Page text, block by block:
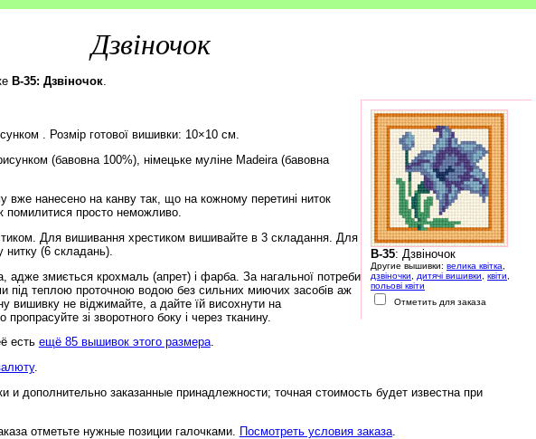
Дзвіночок
B-35: Дзвіночок.
B-35: Дзвіночок
Другие вышивки: велика квітка
дзвіночки
дитячі вишивки квіти
польові квіти
Отметить для заказа
. Розмір готової вишивки: 10×10 см.
(бавовна 100%), німецьке муліне Madeira (бавовна
нанесено на канву так, що на кожному перетині ниток
помилитися просто неможливо.
Для вишивання хрестиком вишивайте в 3 складання. Для
(6 складань).
змиється крохмаль (апрет) і фарба. За нагальної потреби
під теплою проточною водою без сильних миючих засобів аж
вишивку не віджимайте, а дайте їй висохнути на
зі зворотного боку і через тканину.
есть ещё 85 вышивок этого размера.
.
и дополнительно заказанные принадлежности; точная стоимость будет известна при
отметьте нужные позиции галочками.
Посмотреть условия заказа.